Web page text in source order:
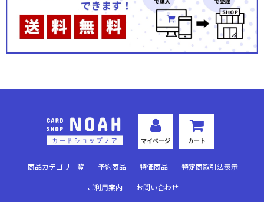
マイページ カート
商品カテゴリ一覧 予約商品 特価商品 特定商取引法表示
ご利用案内 お問い合わせ